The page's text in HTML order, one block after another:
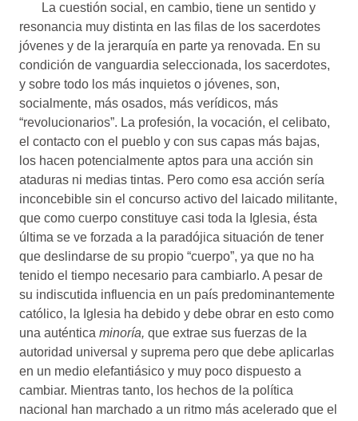
La cuestión social, en cambio, tiene un sentido y
resonancia muy distinta en las filas de los sacerdotes
jóvenes y de la jerarquía en parte ya renovada. En su
condición de vanguardia seleccionada, los sacerdotes,
y sobre todo los más inquietos o jóvenes, son,
socialmente, más osados, más verídicos, más
“revolucionarios”. La profesión, la vocación, el celibato,
el contacto con el pueblo y con sus capas más bajas,
los hacen potencialmente aptos para una acción sin
ataduras ni medias tintas. Pero como esa acción sería
inconcebible sin el concurso activo del laicado militante,
que como cuerpo constituye casi toda la Iglesia, ésta
última se ve forzada a la paradójica situación de tener
que deslindarse de su propio “cuerpo”, ya que no ha
tenido el tiempo necesario para cambiarlo. A pesar de
su indiscutida influencia en un país predominantemente
católico, la Iglesia ha debido y debe obrar en esto como
una auténtica minoría, que extrae sus fuerzas de la
autoridad universal y suprema pero que debe aplicarlas
en un medio elefantiásico y muy poco dispuesto a
cambiar. Mientras tanto, los hechos de la política
nacional han marchado a un ritmo más acelerado que el